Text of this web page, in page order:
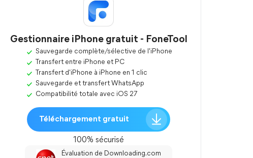
Gestionnaire iPhone gratuit - FoneTool
Sauvegarde complète/sélective de l'iPhone
Transfert entre iPhone et PC
Transfert d'iPhone à iPhone en 1 clic
Sauvegarde et transfert WhatsApp
Compatibilité totale avec iOS 27
Téléchargement gratuit
100% sécurisé
Évaluation de Downloading.com